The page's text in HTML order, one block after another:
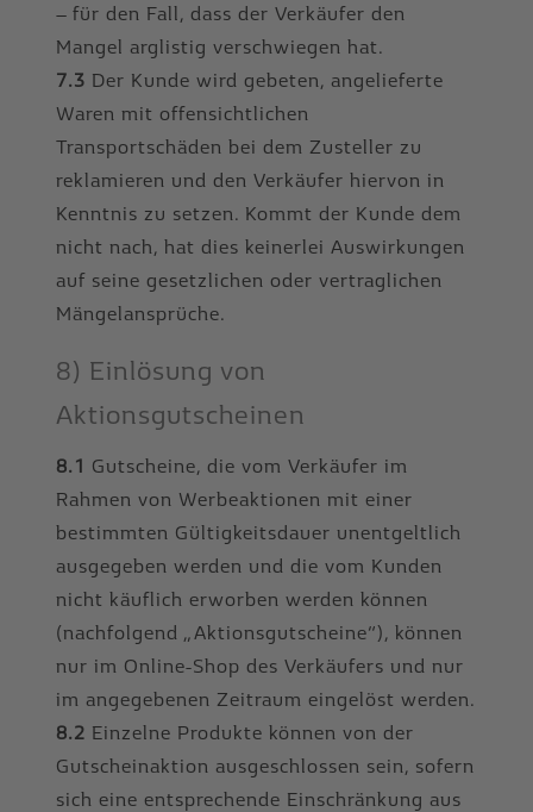
– für den Fall, dass der Verkäufer den
Mangel arglistig verschwiegen hat.
7.3 Der Kunde wird gebeten, angelieferte
Waren mit offensichtlichen
Transportschäden bei dem Zusteller zu
reklamieren und den Verkäufer hiervon in
Kenntnis zu setzen. Kommt der Kunde dem
nicht nach, hat dies keinerlei Auswirkungen
auf seine gesetzlichen oder vertraglichen
Mängelansprüche.
8) Einlösung von
Aktionsgutscheinen
8.1 Gutscheine, die vom Verkäufer im
Rahmen von Werbeaktionen mit einer
bestimmten Gültigkeitsdauer unentgeltlich
ausgegeben werden und die vom Kunden
nicht käuflich erworben werden können
(nachfolgend „Aktionsgutscheine“), können
nur im Online-Shop des Verkäufers und nur
im angegebenen Zeitraum eingelöst werden.
8.2 Einzelne Produkte können von der
Gutscheinaktion ausgeschlossen sein, sofern
sich eine entsprechende Einschränkung aus